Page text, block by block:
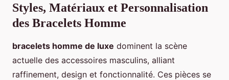
Styles, Matériaux et Personnalisation
des Bracelets Homme
bracelets homme de luxe dominent la scène
actuelle des accessoires masculins, alliant
raffinement, design et fonctionnalité. Ces pièces se